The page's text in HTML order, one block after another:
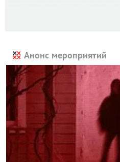
Анонс мероприятий